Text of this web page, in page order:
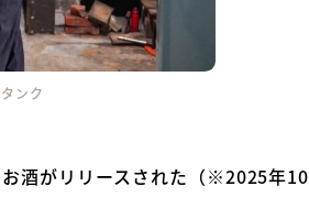
ンク
酒がリリースされた（※2025年10